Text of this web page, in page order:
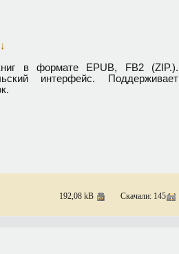
↓
в формате EPUB, FB2 (ZIP.).
интерфейс. Поддерживает
192,08 kB Скачали: 145